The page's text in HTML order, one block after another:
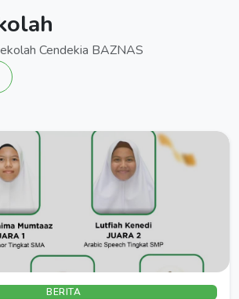
Cendekia BAZNAS
BERITA